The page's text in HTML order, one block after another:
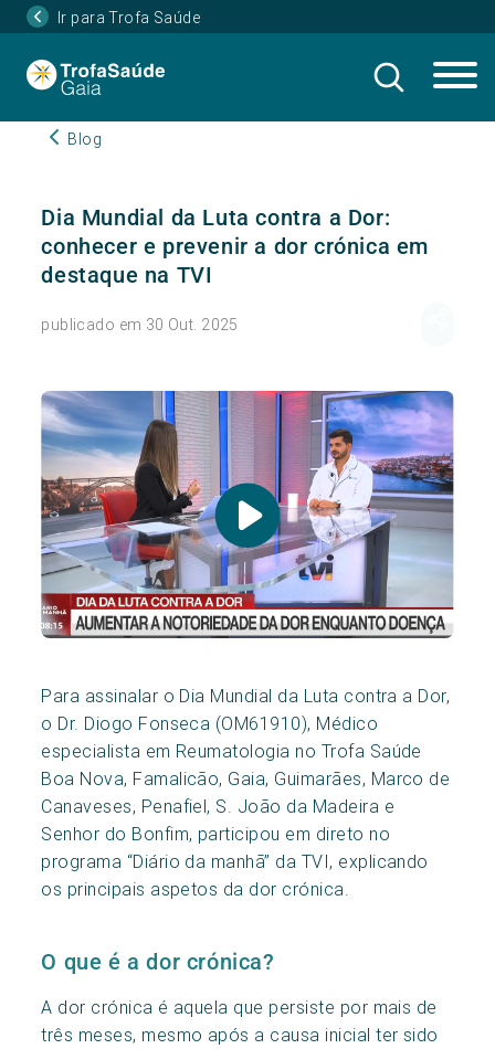
Ir para Trofa Saúde
Blog
Dia Mundial da Luta contra a Dor:
conhecer e prevenir a dor crónica em
destaque na TVI
publicado em 30 Out. 2025
Para assinalar o Dia Mundial da Luta contra a Dor,
o Dr. Diogo Fonseca (OM61910), Médico
especialista em Reumatologia no Trofa Saúde
Boa Nova, Famalicão, Gaia, Guimarães, Marco de
Canaveses, Penafiel, S. João da Madeira e
Senhor do Bonfim, participou em direto no
programa “Diário da manhã” da TVI, explicando
os principais aspetos da dor crónica.
O que é a dor crónica?
A dor crónica é aquela que persiste por mais de
três meses, mesmo após a causa inicial ter sido